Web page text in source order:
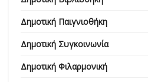
Δημοτική Παιγνιοθήκη
Δημοτική Συγκοινωνία
Δημοτική Φιλαρμονική